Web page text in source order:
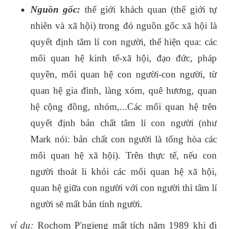
Nguồn gốc: thế giới khách quan (thế giới tự
nhiên và xã hội) trong đó nguồn gốc xã hội là
quyết định tâm lí con người, thể hiện qua: các
mối quan hệ kinh tế-xã hội, đạo đức, pháp
quyền, mối quan hệ con người-con người, từ
quan hệ gia đình, làng xóm, quê hương, quan
hệ cộng đồng, nhóm,...Các mối quan hệ trên
quyết định bản chất tâm lí con người (như
Mark nói: bản chất con người là tổng hòa các
mối quan hệ xã hội). Trên thực tế, nếu con
người thoát li khỏi các mối quan hệ xã hội,
quan hệ giữa con người với con người thì tâm lí
người sẽ mất bản tính người.
ví dụ: Rochom P'ngieng mất tích năm 1989 khi đi